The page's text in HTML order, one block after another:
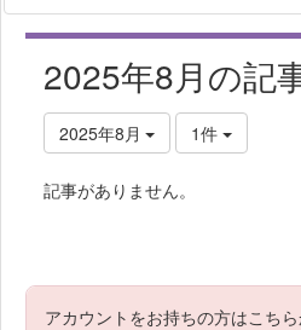
2025年8月の記
2025年8月 1件
記事がありません。
アカウントをお持ちの方はこち